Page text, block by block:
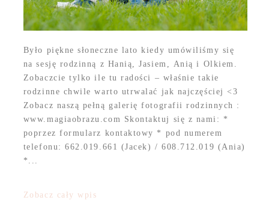
Było piękne słoneczne lato kiedy umówiliśmy się
na sesję rodzinną z Hanią, Jasiem, Anią i Olkiem.
Zobaczcie tylko ile tu radości – właśnie takie
rodzinne chwile warto utrwalać jak najczęściej <3
Zobacz naszą pełną galerię fotografii rodzinnych :
www.magiaobrazu.com Skontaktuj się z nami: *
poprzez formularz kontaktowy * pod numerem
telefonu: 662.019.661 (Jacek) / 608.712.019 (Ania)
*...
Zobacz cały wpis